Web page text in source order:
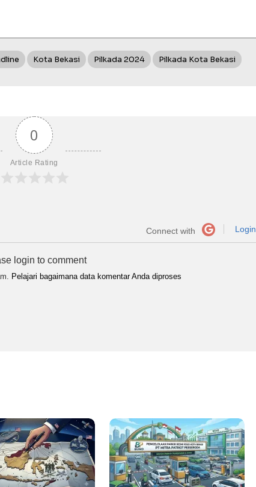
Kota Bekasi Pilkada 2024 Pilkada Kota Bekasi
0
Article Rating
Connect with Login
login to comment
Pelajari bagaimana data komentar Anda diproses